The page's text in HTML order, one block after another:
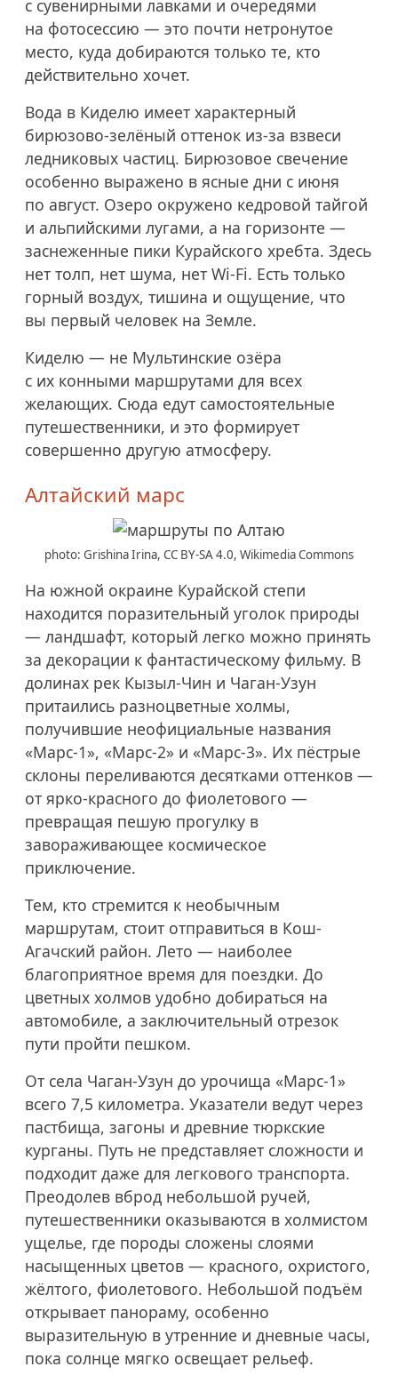
с сувенирными лавками и очередями
на фотосессию — это почти нетронутое
место, куда добираются только те, кто
действительно хочет.
Вода в Киделю имеет характерный
бирюзово-зелёный оттенок из-за взвеси
ледниковых частиц. Бирюзовое свечение
особенно выражено в ясные дни с июня
по август. Озеро окружено кедровой тайгой
и альпийскими лугами, а на горизонте —
заснеженные пики Курайского хребта. Здесь
нет толп, нет шума, нет Wi-Fi. Есть только
горный воздух, тишина и ощущение, что
вы первый человек на Земле.
Киделю — не Мультинские озёра
с их конными маршрутами для всех
желающих. Сюда едут самостоятельные
путешественники, и это формирует
совершенно другую атмосферу.
Алтайский марс
photo: Grishina Irina, CC BY-SA 4.0, Wikimedia Commons
На южной окраине Курайской степи
находится поразительный уголок природы
— ландшафт, который легко можно принять
за декорации к фантастическому фильму. В
долинах рек Кызыл-Чин и Чаган-Узун
притаились разноцветные холмы,
получившие неофициальные названия
«Марс-1», «Марс-2» и «Марс-3». Их пёстрые
склоны переливаются десятками оттенков —
от ярко-красного до фиолетового —
превращая пешую прогулку в
завораживающее космическое
приключение.
Тем, кто стремится к необычным
маршрутам, стоит отправиться в Кош-
Агачский район. Лето — наиболее
благоприятное время для поездки. До
цветных холмов удобно добираться на
автомобиле, а заключительный отрезок
пути пройти пешком.
От села Чаган-Узун до урочища «Марс-1»
всего 7,5 километра. Указатели ведут через
пастбища, загоны и древние тюркские
курганы. Путь не представляет сложности и
подходит даже для легкового транспорта.
Преодолев вброд небольшой ручей,
путешественники оказываются в холмистом
ущелье, где породы сложены слоями
насыщенных цветов — красного, охристого,
жёлтого, фиолетового. Небольшой подъём
открывает панораму, особенно
выразительную в утренние и дневные часы,
пока солнце мягко освещает рельеф.